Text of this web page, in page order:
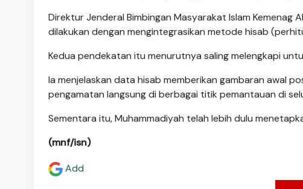
Direktur Jenderal Bimbingan Masyarakat Islam Kemenag
dilakukan dengan mengintegrasikan metode hisab
Kedua pendekatan itu menurutnya saling melengkapi
Ia menjelaskan data hisab memberikan gambaran awal
pengamatan langsung di berbagai titik pemantauan di
Sementara itu, Muhammadiyah telah lebih dulu
(mnf/isn)
Add